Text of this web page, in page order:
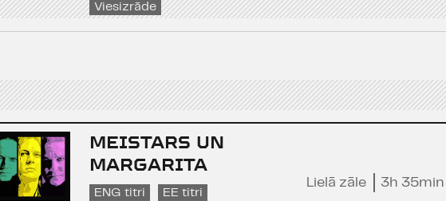
Viesizrāde
MEISTARS UN
MARGARITA
ENG titri EE titri
Lielā zāle 3h 35min